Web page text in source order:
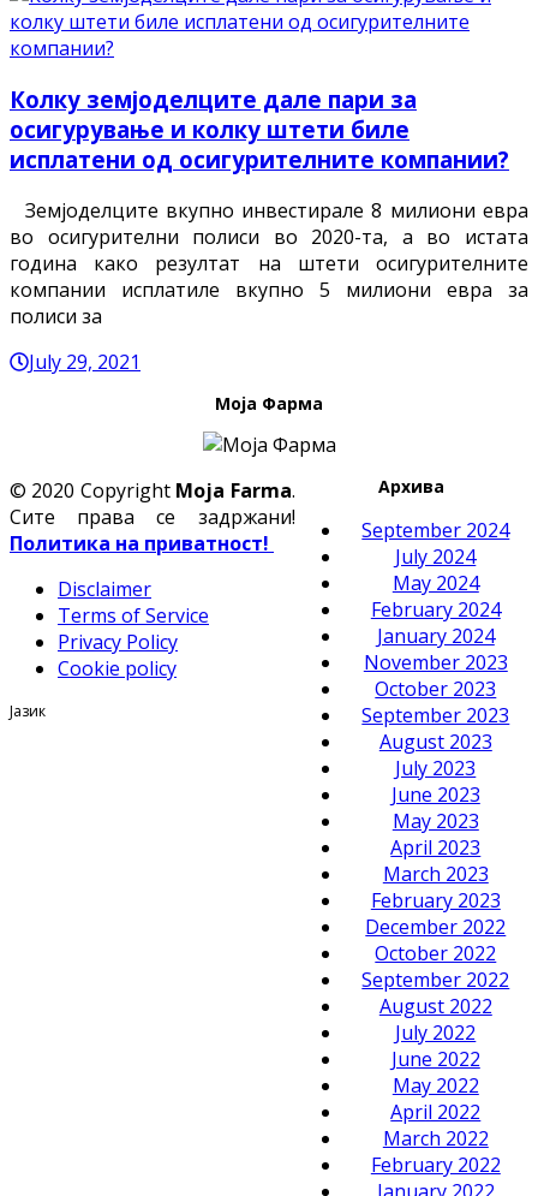
Колку земјоделците дале пари за
осигурување и колку штети биле
исплатени од осигурителните компании?
Земјоделците вкупно инвестирале 8 милиони евра
во осигурителни полиси во 2020-та, а во истата
година како резултат на штети осигурителните
компании исплатиле вкупно 5 милиони евра за
полиси за
July 29, 2021
Моја Фарма
Архива
September 2024
July 2024
May 2024
February 2024
January 2024
November 2023
October 2023
September 2023
August 2023
July 2023
June 2023
May 2023
April 2023
March 2023
February 2023
December 2022
October 2022
September 2022
August 2022
July 2022
June 2022
May 2022
April 2022
March 2022
February 2022
© 2020 Copyright Moja Farma.
Сите права се задржани!
Политика на приватност!
Disclaimer
Terms of Service
Privacy Policy
Cookie policy
Јазик